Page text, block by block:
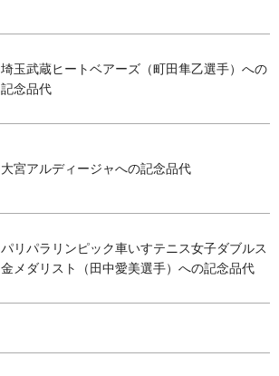
埼玉武蔵ヒートベアーズ（町田隼乙選手）への
記念品代
大宮アルディージャへの記念品代
パリパラリンピック車いすテニス女子ダブルス
金メダリスト（田中愛美選手）への記念品代